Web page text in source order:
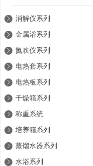
消解仪系列
金属浴系列
氮吹仪系列
电热套系列
电热板系列
干燥箱系列
称重系统
培养箱系列
蒸馏水器系列
水浴系列